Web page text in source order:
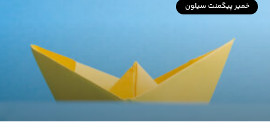
خمیر پیگمنت سیلون